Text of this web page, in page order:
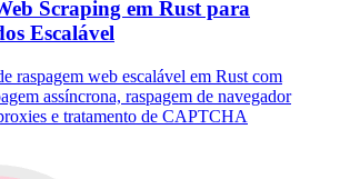
Scraping em Rust para
Escalável
raspagem web escalável em Rust com
assíncrona, raspagem de navegador
e tratamento de CAPTCHA